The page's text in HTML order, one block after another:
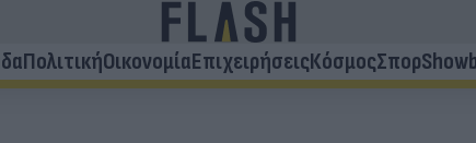
ΠολιτικήΟικονομίαΕπιχειρήσειςΚόσμοςΣπορ